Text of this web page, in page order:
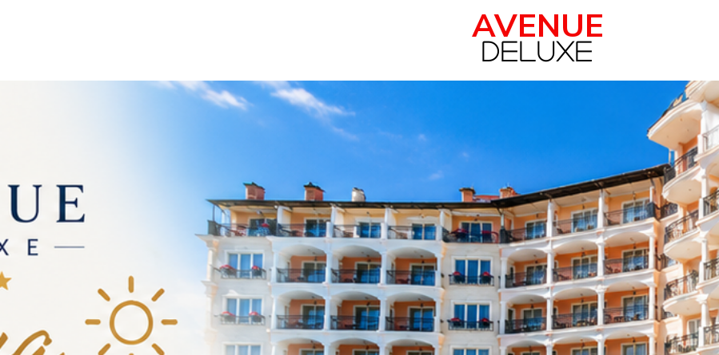
AVENUE
Deluxe